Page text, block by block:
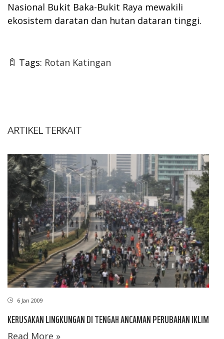
Nasional Bukit Baka-Bukit Raya mewakili
ekosistem daratan dan hutan dataran tinggi.
Tags: Rotan Katingan
ARTIKEL TERKAIT
6 Jan 2009
KERUSAKAN LINGKUNGAN DI TENGAH ANCAMAN PERUBAHAN IKLIM
Read More »